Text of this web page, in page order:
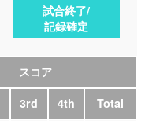
試合終了/
記録確定
スコア
3rd 4th Total